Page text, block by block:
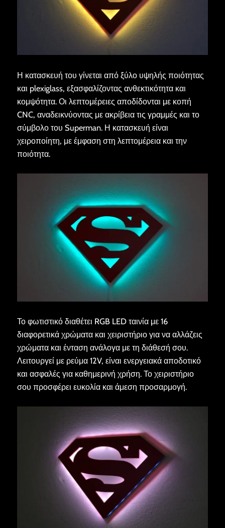
Η κατασκευή του γίνεται από ξύλο υψηλής ποιότητας
και plexiglass, εξασφαλίζοντας ανθεκτικότητα και
κομψότητα. Οι λεπτομέρειες αποδίδονται με κοπή
CNC, αναδεικνύοντας με ακρίβεια τις γραμμές και το
σύμβολο του Superman. Η κατασκευή είναι
χειροποίητη, με έμφαση στη λεπτομέρεια και την
ποιότητα.
Το φωτιστικό διαθέτει RGB LED ταινία με 16
διαφορετικά χρώματα και χειριστήριο για να αλλάζεις
χρώματα και ένταση ανάλογα με τη διάθεσή σου.
Λειτουργεί με ρεύμα 12V, είναι ενεργειακά αποδοτικό
και ασφαλές για καθημερινή χρήση. Το χειριστήριο
σου προσφέρει ευκολία και άμεση προσαρμογή.